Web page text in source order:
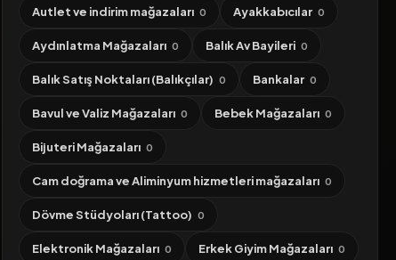
Autlet ve indirim mağazaları 0 Ayakkabıcılar 0
Aydınlatma Mağazaları 0 Balık Av Bayileri 0
Balık Satış Noktaları (Balıkçılar) 0 Bankalar 0
Bavul ve Valiz Mağazaları 0 Bebek Mağazaları 0
Bijuteri Mağazaları 0
Cam doğrama ve Aliminyum hizmetleri mağazaları 0
Dövme Stüdyoları (Tattoo) 0
Elektronik Mağazaları 0 Erkek Giyim Mağazaları 0